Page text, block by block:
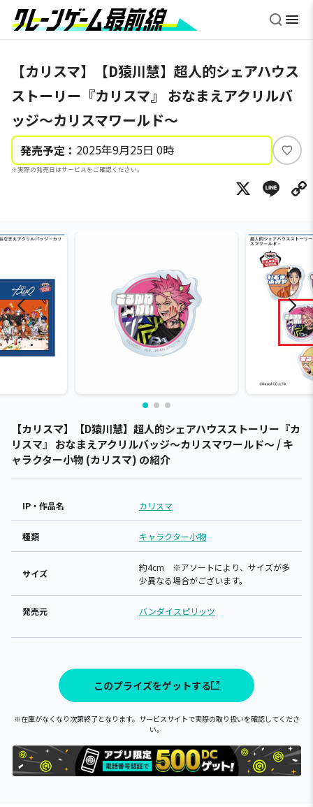
【カリスマ】【D猿川慧】超人的シェアハウス
ストーリー『カリスマ』 おなまえアクリルバ
ッジ～カリスマワールド～
発売予定： 2025年9月25日 0時
※実際の発売日はサービスをご確認ください。
い
ね
X
【カリスマ】【D猿川慧】超人的シェアハウスストーリー『カ
リスマ』 おなまえアクリルバッジ～カリスマワールド～ / キ
ャラクター小物 (カリスマ) の紹介
IP・作品名 カリスマ
種類 キャラクター小物
サイズ
約4cm ※アソートにより、サイズが多
少異なる場合がございます。
発売元 バンダイスピリッツ
このプライズをゲットする
※在庫がなくなり次第終了となります。サービスサイトで実際の取り扱いを確認してくださ
い。